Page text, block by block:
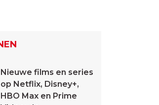
Nieuwe films en series
op Netflix, Disney+,
HBO Max en Prime